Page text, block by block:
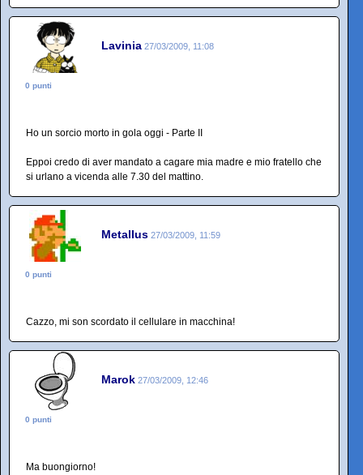
Lavinia 27/03/2009, 11:08
0 punti
Ho un sorcio morto in gola oggi - Parte II
Eppoi credo di aver mandato a cagare mia madre e mio fratello che
si urlano a vicenda alle 7.30 del mattino.
Metallus 27/03/2009, 11:59
0 punti
Cazzo, mi son scordato il cellulare in macchina!
Marok 27/03/2009, 12:46
0 punti
Ma buongiorno!